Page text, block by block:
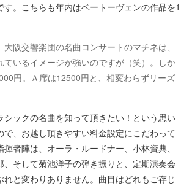
す。こちらも年内はベートーヴェンの作品を1
交響楽団の名曲コンサートのマチネは、
ているイメージが強いのですが（笑）。しか
円。Ａ席は12500円と、相変わらずリーズ
シックの名曲を知って頂きたい！という思い
で、お越し頂きやすい料金設定にこだわって
者陣は、オーラ・ルードナー、小林資典、
、そして菊池洋子の弾き振りと、定期演奏会
れと変わりありません。曲目はどれもご存じ